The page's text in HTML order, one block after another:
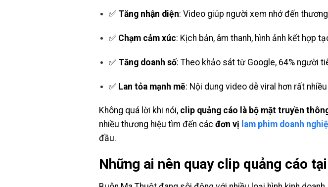
✅ Tăng nhận diện: Video giúp người xem nhớ đến
✅ Chạm cảm xúc: Kịch bản, âm thanh, hình ảnh kết hợp
✅ Tăng doanh số: Theo khảo sát từ Google, 64% người
✅ Lan tỏa mạnh mẽ: Nội dung video dễ viral hơn rất
Không quá lời khi nói, clip quảng cáo là bộ mặt truyền
nhiều thương hiệu tìm đến các đơn vị lam phim doanh
đầu.
Những ai nên quay clip quảng cáo